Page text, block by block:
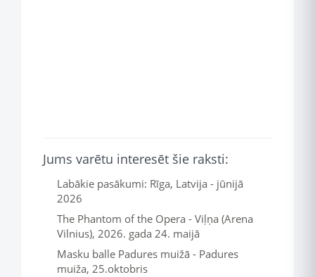
Jums varētu interesēt šie raksti:
Labākie pasākumi: Rīga, Latvija - jūnijā
2026
The Phantom of the Opera - Viļņa (Arena
Vilnius), 2026. gada 24. maijā
Masku balle Padures muižā - Padures
muiža, 25.oktobris